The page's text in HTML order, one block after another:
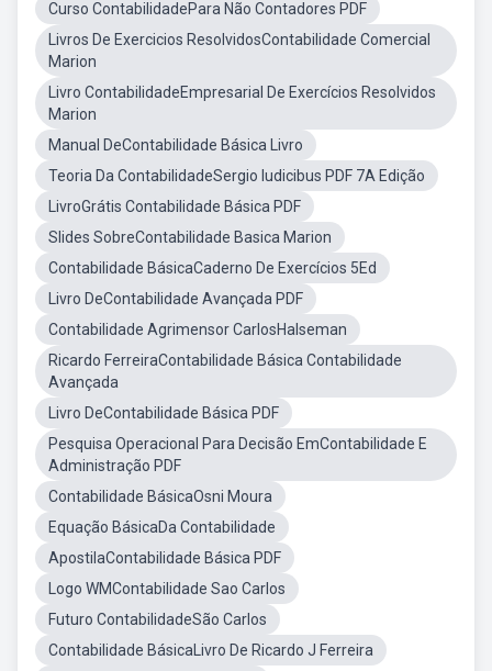
Curso ContabilidadePara Não Contadores PDF
Livros De Exercicios ResolvidosContabilidade Comercial
Marion
Livro ContabilidadeEmpresarial De Exercícios Resolvidos
Marion
Manual DeContabilidade Básica Livro
Teoria Da ContabilidadeSergio Iudicibus PDF 7A Edição
LivroGrátis Contabilidade Básica PDF
Slides SobreContabilidade Basica Marion
Contabilidade BásicaCaderno De Exercícios 5Ed
Livro DeContabilidade Avançada PDF
Contabilidade Agrimensor CarlosHalseman
Ricardo FerreiraContabilidade Básica Contabilidade
Avançada
Livro DeContabilidade Básica PDF
Pesquisa Operacional Para Decisão EmContabilidade E
Administração PDF
Contabilidade BásicaOsni Moura
Equação BásicaDa Contabilidade
ApostilaContabilidade Básica PDF
Logo WMContabilidade Sao Carlos
Futuro ContabilidadeSão Carlos
Contabilidade BásicaLivro De Ricardo J Ferreira